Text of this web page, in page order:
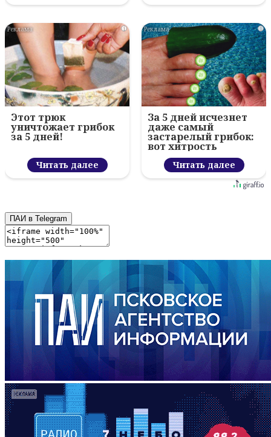
i
Этот трюк
уничтожает грибок
за 5 дней!
Читать далее
i
За 5 дней исчезнет
даже самый
застарелый грибок:
вот хитрость
Читать далее
ПАИ в Telegram